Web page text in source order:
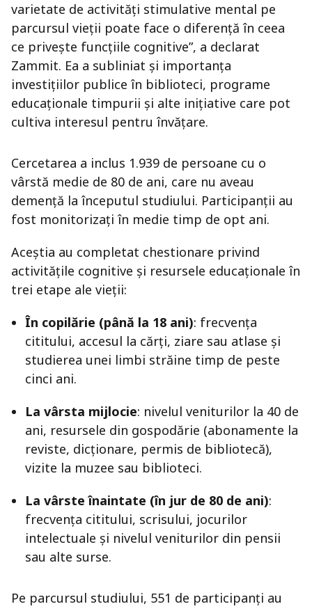
varietate de activități stimulative mental pe
parcursul vieții poate face o diferență în ceea
ce privește funcțiile cognitive”, a declarat
Zammit. Ea a subliniat și importanța
investițiilor publice în biblioteci, programe
educaționale timpurii și alte inițiative care pot
cultiva interesul pentru învățare.
Cercetarea a inclus 1.939 de persoane cu o
vârstă medie de 80 de ani, care nu aveau
demență la începutul studiului. Participanții au
fost monitorizați în medie timp de opt ani.
Aceștia au completat chestionare privind
activitățile cognitive și resursele educaționale în
trei etape ale vieții:
În copilărie (până la 18 ani): frecvența
cititului, accesul la cărți, ziare sau atlase și
studierea unei limbi străine timp de peste
cinci ani.
La vârsta mijlocie: nivelul veniturilor la 40 de
ani, resursele din gospodărie (abonamente la
reviste, dicționare, permis de bibliotecă),
vizite la muzee sau biblioteci.
La vârste înaintate (în jur de 80 de ani):
frecvența cititului, scrisului, jocurilor
intelectuale și nivelul veniturilor din pensii
sau alte surse.
Pe parcursul studiului, 551 de participanți au